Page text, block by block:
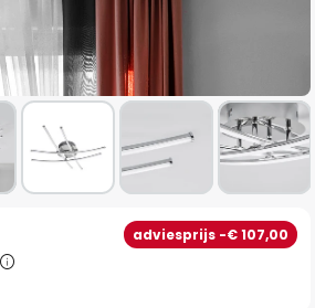
adviesprijs -€ 107,00